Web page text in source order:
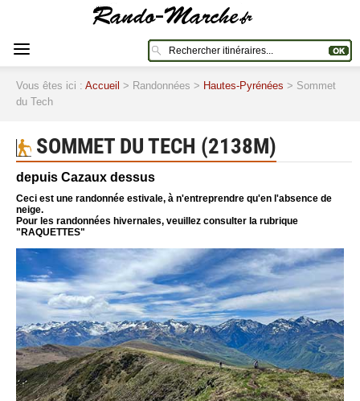
Vous êtes ici : Accueil > Randonnées > Hautes-Pyrénées > Sommet
du Tech
SOMMET DU TECH (2138M)
depuis Cazaux dessus
Ceci est une randonnée estivale, à n'entreprendre qu'en l'absence de
neige.
Pour les randonnées hivernales, veuillez consulter la rubrique
"RAQUETTES"